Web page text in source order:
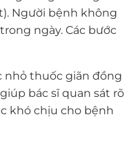
Người bệnh không
ngày. Các bước
thuốc giãn đồng
bác sĩ quan sát rõ
khó chịu cho bệnh